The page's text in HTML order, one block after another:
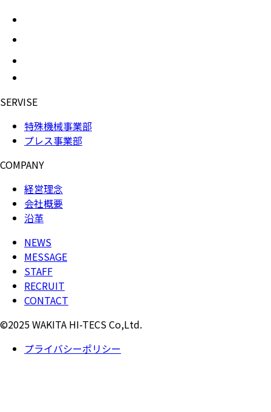
SERVISE
特殊機械事業部
プレス事業部
COMPANY
経営理念
会社概要
沿革
NEWS
MESSAGE
STAFF
RECRUIT
CONTACT
©2025 WAKITA HI-TECS Co,Ltd.
プライバシーポリシー